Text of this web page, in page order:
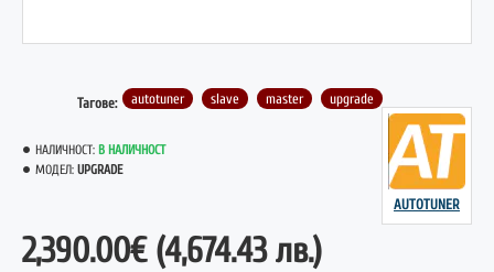
Тагове: autotuner slave master upgrade
НАЛИЧНОСТ: В НАЛИЧНОСТ
МОДЕЛ: UPGRADE
AUTOTUNER
2,390.00€ (4,674.43 лв.)